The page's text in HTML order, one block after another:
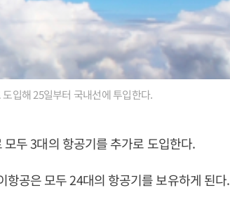
입해 25일부터 국내선에 투입한다.
두 3대의 항공기를 추가로 도입한다.
공은 모두 24대의 항공기를 보유하게 된다.